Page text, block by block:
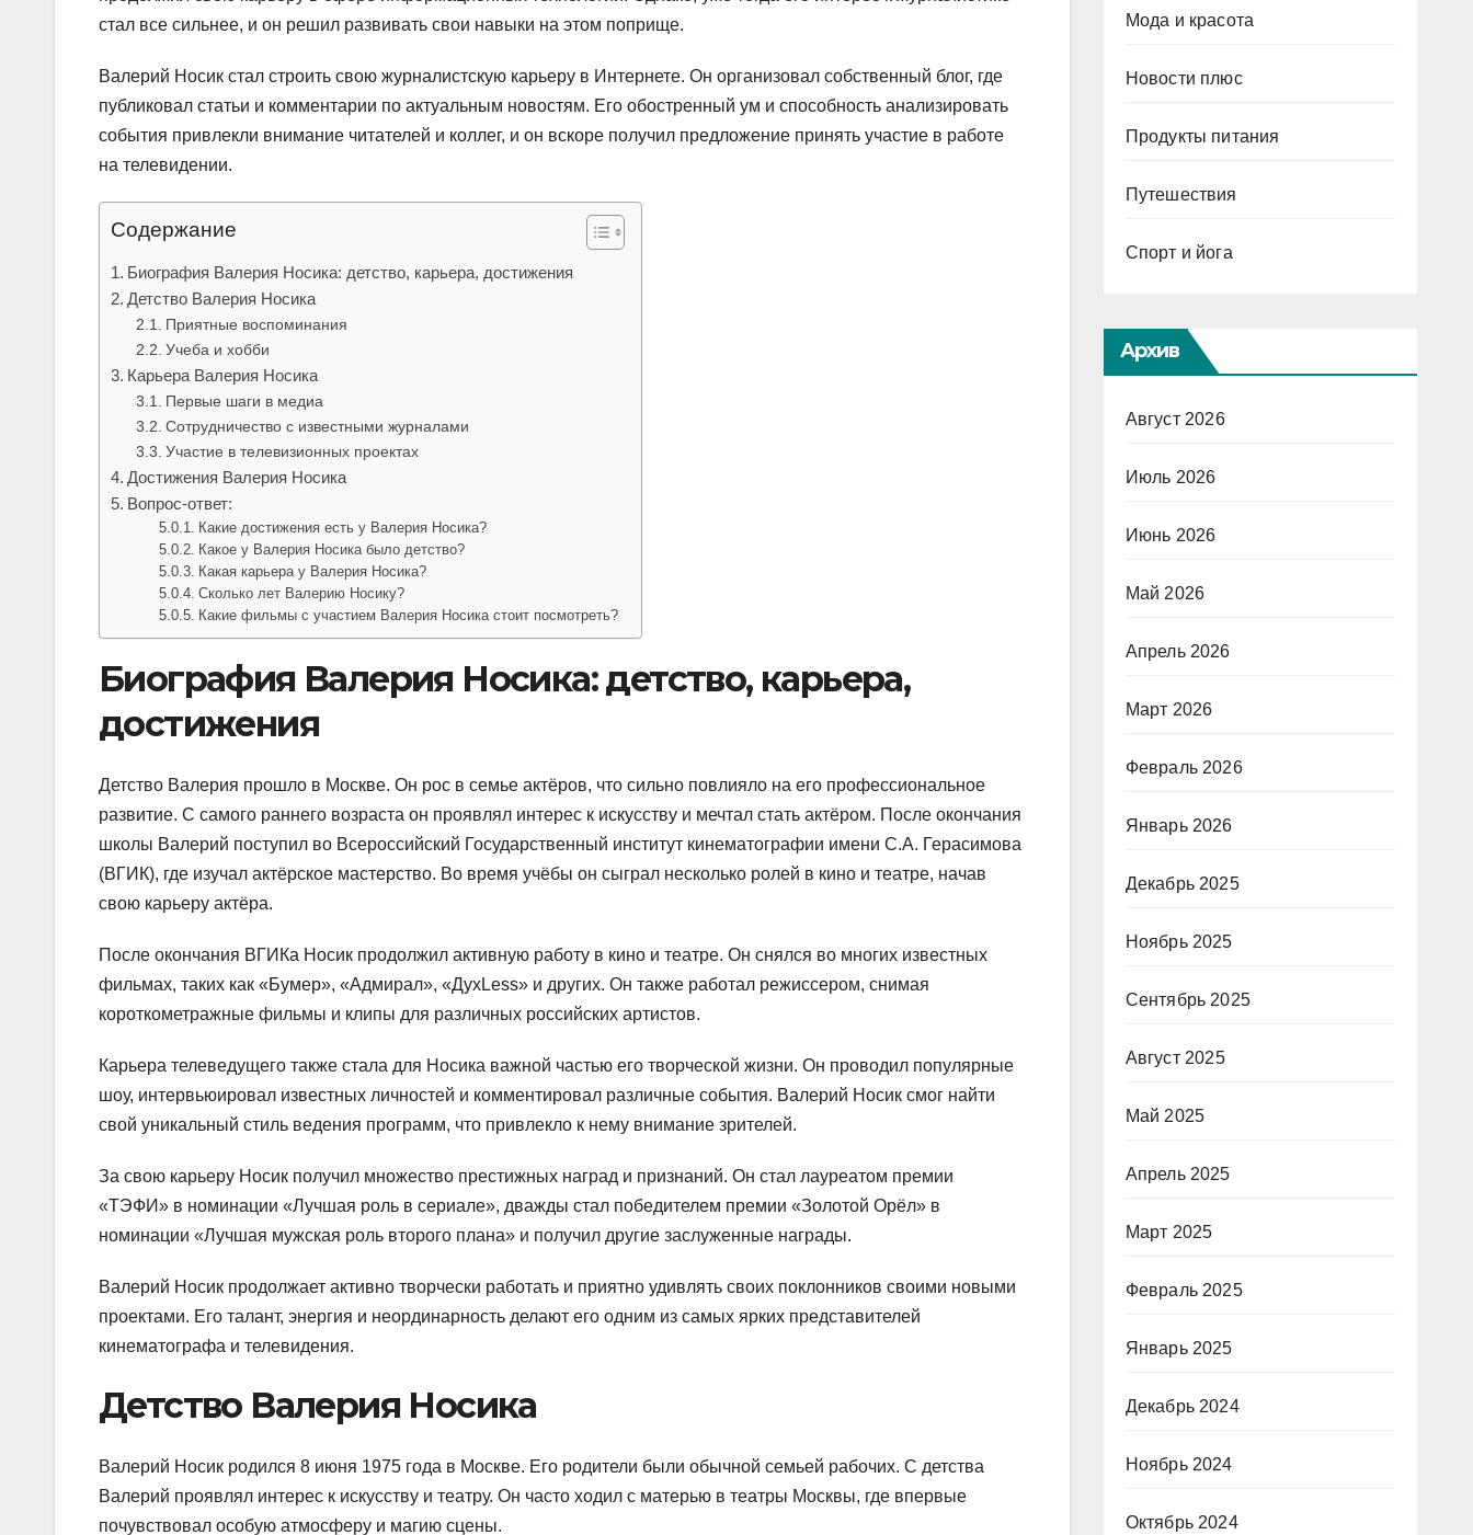
стал все сильнее, и он решил развивать свои навыки на этом поприще.
Валерий Носик стал строить свою журналистскую карьеру в Интернете. Он организовал собственный блог, где
публиковал статьи и комментарии по актуальным новостям. Его обостренный ум и способность анализировать
события привлекли внимание читателей и коллег, и он вскоре получил предложение принять участие в работе
на телевидении.
Содержание
Биография Валерия Носика: детство, карьера, достижения
Детство Валерия Носика
Приятные воспоминания
Учеба и хобби
Карьера Валерия Носика
Первые шаги в медиа
Сотрудничество с известными журналами
Участие в телевизионных проектах
Достижения Валерия Носика
Вопрос-ответ:
Какие достижения есть у Валерия Носика?
Какое у Валерия Носика было детство?
Какая карьера у Валерия Носика?
Сколько лет Валерию Носику?
Какие фильмы с участием Валерия Носика стоит посмотреть?
Биография Валерия Носика: детство, карьера,
достижения
Детство Валерия прошло в Москве. Он рос в семье актёров, что сильно повлияло на его профессиональное
развитие. С самого раннего возраста он проявлял интерес к искусству и мечтал стать актёром. После окончания
школы Валерий поступил во Всероссийский Государственный институт кинематографии имени С.А. Герасимова
(ВГИК), где изучал актёрское мастерство. Во время учёбы он сыграл несколько ролей в кино и театре, начав
свою карьеру актёра.
После окончания ВГИКа Носик продолжил активную работу в кино и театре. Он снялся во многих известных
фильмах, таких как «Бумер», «Адмирал», «ДухLess» и других. Он также работал режиссером, снимая
короткометражные фильмы и клипы для различных российских артистов.
Карьера телеведущего также стала для Носика важной частью его творческой жизни. Он проводил популярные
шоу, интервьюировал известных личностей и комментировал различные события. Валерий Носик смог найти
свой уникальный стиль ведения программ, что привлекло к нему внимание зрителей.
За свою карьеру Носик получил множество престижных наград и признаний. Он стал лауреатом премии
«ТЭФИ» в номинации «Лучшая роль в сериале», дважды стал победителем премии «Золотой Орёл» в
номинации «Лучшая мужская роль второго плана» и получил другие заслуженные награды.
Валерий Носик продолжает активно творчески работать и приятно удивлять своих поклонников своими новыми
проектами. Его талант, энергия и неординарность делают его одним из самых ярких представителей
кинематографа и телевидения.
Детство Валерия Носика
Валерий Носик родился 8 июня 1975 года в Москве. Его родители были обычной семьей рабочих. С детства
Валерий проявлял интерес к искусству и театру. Он часто ходил с матерью в театры Москвы, где впервые
почувствовал особую атмосферу и магию сцены.
Мода и красота
Новости плюс
Продукты питания
Путешествия
Спорт и йога
Архив
Август 2026
Июль 2026
Июнь 2026
Май 2026
Апрель 2026
Март 2026
Февраль 2026
Январь 2026
Декабрь 2025
Ноябрь 2025
Сентябрь 2025
Август 2025
Май 2025
Апрель 2025
Март 2025
Февраль 2025
Январь 2025
Декабрь 2024
Ноябрь 2024
Октябрь 2024